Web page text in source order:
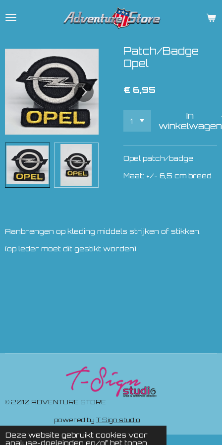
Deze website gebruikt cookies voor
analyse-doeleinden en/of het tonen
direct
hoofdinhoud
Patch/Badge
Opel
€ 6,95
In
winkelwagen
Opel patch/badge
Maat: +/- 6,5 cm breed
Aanbrengen op kleding middels strijken of stikken.
(op leder moet dit gestikt worden)
© 2010 ADVENTURE STORE
powered by T Sign studio